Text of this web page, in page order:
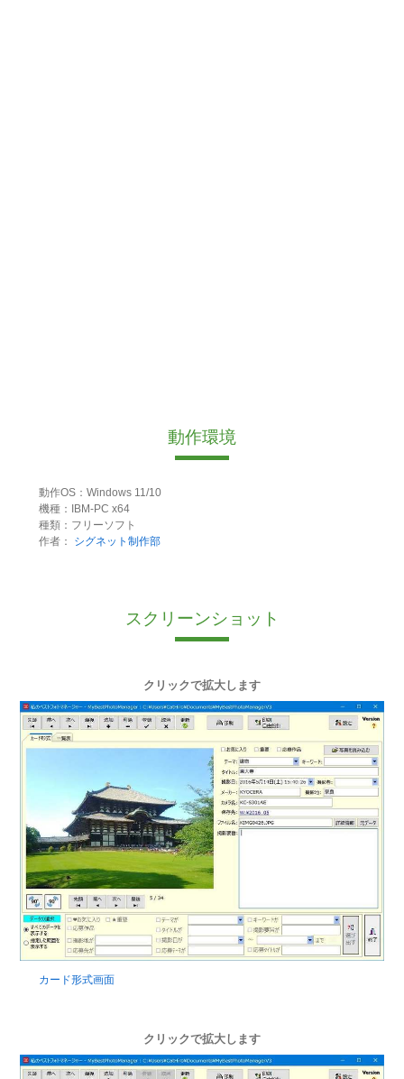
動作環境
動作OS：Windows 11/10
機種：IBM-PC x64
種類：フリーソフト
作者：
シグネット制作部
スクリーンショット
クリックで拡大します
カード形式画面
クリックで拡大します